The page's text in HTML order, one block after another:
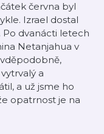
června byl
Izrael dostal
dvanácti letech
Netanjahua v
a
a už jsme ho
opatrnost je na